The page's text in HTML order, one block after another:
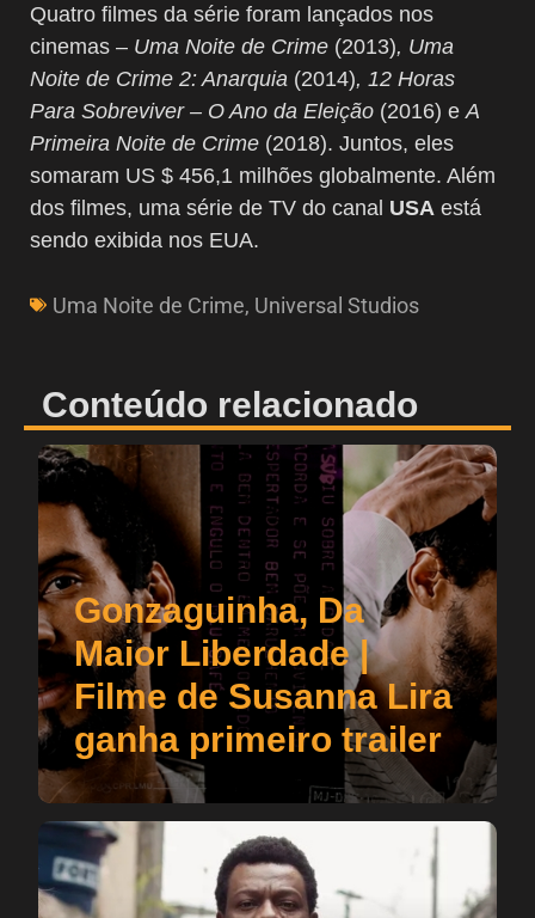
Quatro filmes da série foram lançados nos
cinemas – Uma Noite de Crime (2013), Uma
Noite de Crime 2: Anarquia (2014), 12 Horas
Para Sobreviver – O Ano da Eleição (2016) e A
Primeira Noite de Crime (2018). Juntos, eles
somaram US $ 456,1 milhões globalmente. Além
dos filmes, uma série de TV do canal USA está
sendo exibida nos EUA.
Uma Noite de Crime, Universal Studios
Conteúdo relacionado
Gonzaguinha, Da
Maior Liberdade |
Filme de Susanna Lira
ganha primeiro trailer